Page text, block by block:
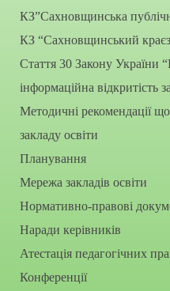
КЗ”Сахновщинська
КЗ “Сахновщинський
Стаття 30 Закону України
інформаційна відкритість
Методичні рекомендації
закладу освіти
Планування
Мережа закладів освіти
Нормативно-правові
Наради керівників
Атестація педагогічних
Конференції